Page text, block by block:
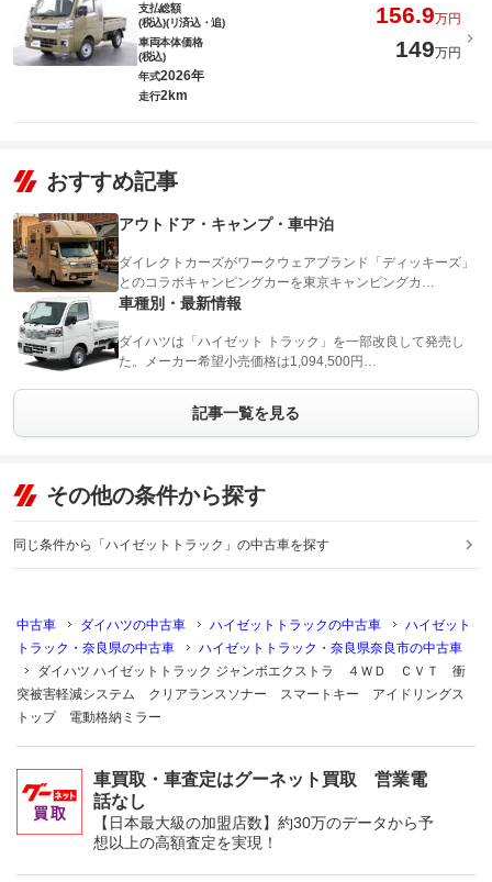
支払総額
(税込)(リ済込・追)
156.9万円
車両本体価格
(税込)
149万円
年式2026年
走行2km
おすすめ記事
アウトドア・キャンプ・車中泊
ダイレクトカーズがワークウェアブランド「ディッキーズ」
とのコラボキャンピングカーを東京キャンピングカ…
車種別・最新情報
ダイハツは「ハイゼット トラック」を一部改良して発売し
た。メーカー希望小売価格は1,094,500円…
記事一覧を見る
その他の条件から探す
同じ条件から「ハイゼットトラック」の中古車を探す
中古車 ダイハツの中古車 ハイゼットトラックの中古車
ハイゼット
トラック・奈良県の中古車
ハイゼットトラック・奈良県奈良市の中古車
ダイハツ ハイゼットトラック ジャンボエクストラ ４ＷＤ ＣＶＴ 衝
突被害軽減システム クリアランスソナー スマートキー アイドリングス
トップ 電動格納ミラー
車買取・車査定はグーネット買取 営業電
話なし
【日本最大級の加盟店数】約30万のデータから予
想以上の高額査定を実現！